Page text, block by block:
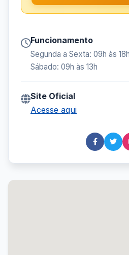
Funcionamento
Segunda a Sexta: 09h às 18h
Sábado: 09h às 13h
Site Oficial
Acesse aqui